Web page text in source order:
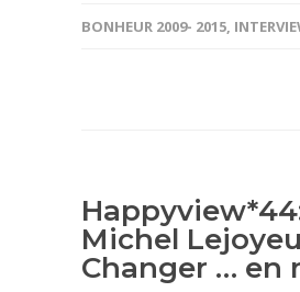
BONHEUR 2009- 2015,
Michel
Changer … en